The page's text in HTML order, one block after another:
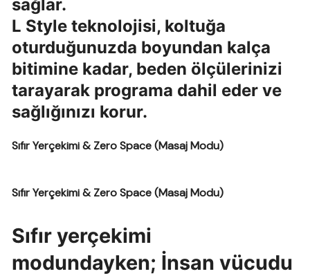
sağlar.
L Style teknolojisi, koltuğa
oturduğunuzda boyundan kalça
bitimine kadar, beden ölçülerinizi
tarayarak programa dahil eder ve
sağlığınızı korur.
Sıfır Yerçekimi & Zero Space (Masaj Modu)
Sıfır Yerçekimi & Zero Space (Masaj Modu)
Sıfır yerçekimi
modundayken; İnsan vücudu